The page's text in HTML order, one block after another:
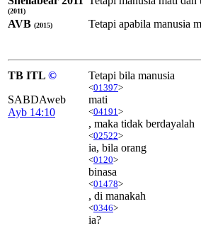
(2011)
AVB (2015) Tetapi apabila manusia
TB ITL ©
SABDAweb
Ayb 14:10
Tetapi bila manusia
<01397>
mati
<04191 >
, maka tidak berdayalah
<02522>
ia, bila orang
<0120>
binasa
<01478>
, di manakah
<0346>
ia?